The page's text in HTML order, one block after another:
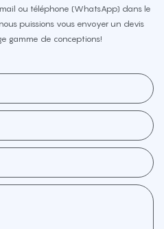
ou téléphone (WhatsApp) dans le
puissions vous envoyer un devis
gamme de conceptions!